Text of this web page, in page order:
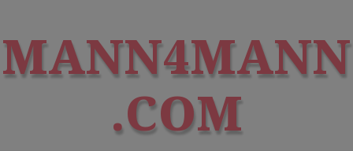
i
p
o
c
MANN4MANN
.COM